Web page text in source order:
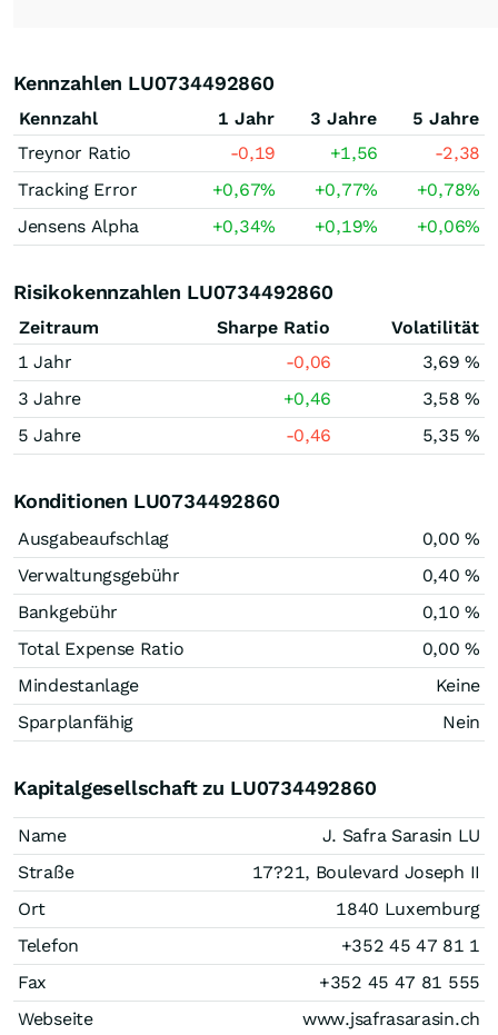
Kennzahlen LU0734492860
Kennzahl 1 Jahr 3 Jahre
5 Jahre
Treynor Ratio
-0,19 +1,56
-2,38
Tracking Error
+0,67% +0,77% +0,78%
Jensens Alpha
+0,34% +0,19% +0,06%
Risikokennzahlen LU0734492860
Zeitraum Sharpe Ratio
Volatilität
1 Jahr
-0,06
3,69 %
3 Jahre
+0,46
3,58 %
5 Jahre
-0,46 5,35 %
Konditionen LU0734492860
Ausgabeaufschlag
0,00 %
Verwaltungsgebühr
0,40 %
Bankgebühr
0,10 %
Total Expense Ratio
0,00 %
Mindestanlage
Keine
Sparplanfähig
Nein
Kapitalgesellschaft zu LU0734492860
Name
J. Safra Sarasin LU
Straße
17?21, Boulevard Joseph II
Ort
1840 Luxemburg
Telefon
+352 45 47 81 1
Fax
+352 45 47 81 555
Webseite
www.jsafrasarasin.ch